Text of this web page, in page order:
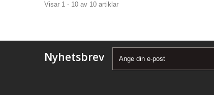
Visar 1 - 10 av 10 artiklar
Nyhetsbrev